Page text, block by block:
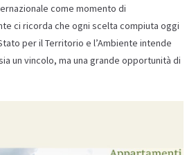
come momento di
ci ricorda che ogni scelta compiuta oggi
per il Territorio e l’Ambiente intende
un vincolo, ma una grande opportunità di